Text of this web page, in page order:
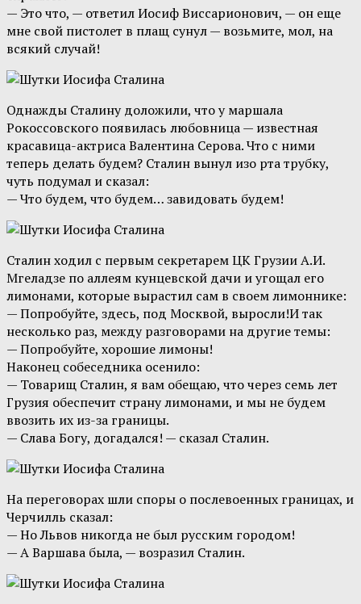
— Это что, — ответил Иосиф Виссарионович, — он еще
мне свой пистолет в плащ сунул — возьмите, мол, на
всякий случай!
Однажды Сталину доложили, что у маршала
Рокоссовского появилась любовница — известная
красавица-актриса Валентина Серова. Что с ними
теперь делать будем? Сталин вынул изо рта трубку,
чуть подумал и сказал:
— Что будем, что будем… завидовать будем!
Сталин ходил с первым секретарем ЦК Грузии А.И.
Мгеладзе по аллеям кунцевской дачи и угощал его
лимонами, которые вырастил сам в своем лимоннике:
— Попробуйте, здесь, под Москвой, выросли!И так
несколько раз, между разговорами на другие темы:
— Попробуйте, хорошие лимоны!
Наконец собеседника осенило:
— Товарищ Сталин, я вам обещаю, что через семь лет
Грузия обеспечит страну лимонами, и мы не будем
ввозить их из-за границы.
— Слава Богу, догадался! — сказал Сталин.
На переговорах шли споры о послевоенных границах, и
Черчилль сказал:
— Но Львов никогда не был русским городом!
— А Варшава была, — возразил Сталин.